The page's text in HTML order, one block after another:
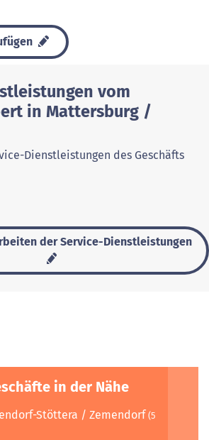
vom
in Mattersburg /
Dienstleistungen des Geschäfts
der Service-Dienstleistungen
in der Nähe
Stöttera / Zemendorf (5